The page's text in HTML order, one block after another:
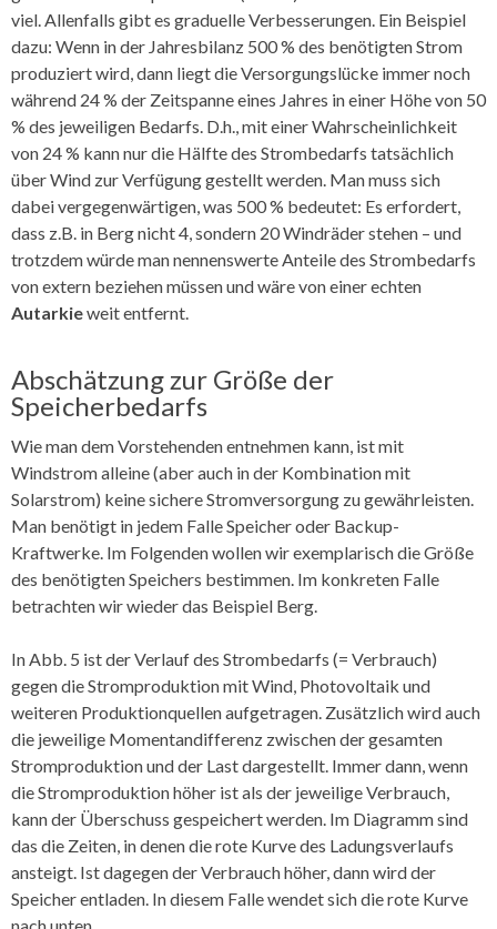
viel. Allenfalls gibt es graduelle Verbesserungen. Ein Beispiel
dazu: Wenn in der Jahresbilanz 500 % des benötigten Strom
produziert wird, dann liegt die Versorgungslücke immer noch
während 24 % der Zeitspanne eines Jahres in einer Höhe von 50
% des jeweiligen Bedarfs. D.h., mit einer Wahrscheinlichkeit
von 24 % kann nur die Hälfte des Strombedarfs tatsächlich
über Wind zur Verfügung gestellt werden. Man muss sich
dabei vergegenwärtigen, was 500 % bedeutet: Es erfordert,
dass z.B. in Berg nicht 4, sondern 20 Windräder stehen – und
trotzdem würde man nennenswerte Anteile des Strombedarfs
von extern beziehen müssen und wäre von einer echten
Autarkieweit entfernt.
Abschätzung zur Größe der
Speicherbedarfs
Wie man dem Vorstehenden entnehmen kann, ist mit
Windstrom alleine (aber auch in der Kombination mit
Solarstrom) keine sichere Stromversorgung zu gewährleisten.
Man benötigt in jedem Falle Speicher oder Backup-
Kraftwerke. Im Folgenden wollen wir exemplarisch die Größe
des benötigten Speichers bestimmen. Im konkreten Falle
betrachten wir wieder das Beispiel Berg.
In Abb. 5 ist der Verlauf des Strombedarfs (= Verbrauch)
gegen die Stromproduktion mit Wind, Photovoltaik und
weiteren Produktionquellen aufgetragen. Zusätzlich wird auch
die jeweilige Momentandifferenz zwischen der gesamten
Stromproduktion und der Last dargestellt. Immer dann, wenn
die Stromproduktion höher ist als der jeweilige Verbrauch,
kann der Überschuss gespeichert werden. Im Diagramm sind
das die Zeiten, in denen die rote Kurve des Ladungsverlaufs
ansteigt. Ist dagegen der Verbrauch höher, dann wird der
Speicher entladen. In diesem Falle wendet sich die rote Kurve